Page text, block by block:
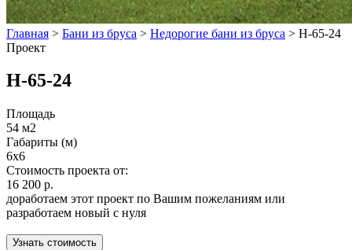
Главная > Бани из бруса > Недорогие бани из бруса > Н-65-24
Проект
Н-65-24
Площадь
54 м2
Габариты (м)
6x6
Стоимость проекта от:
16 200 р.
доработаем этот проект по Вашим пожеланиям или
разработаем новый с нуля
Узнать стоимость